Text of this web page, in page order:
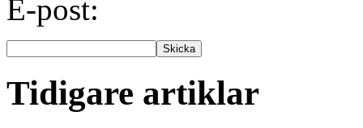
E-post:
Tidigare artiklar